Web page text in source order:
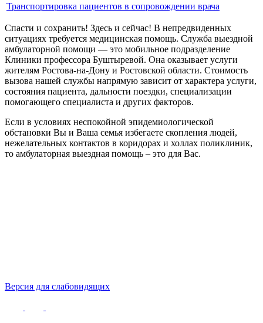
Транспортировка пациентов в сопровождении врача
Спасти и сохранить! Здесь и сейчас! В непредвиденных
ситуациях требуется медицинская помощь. Служба выездной
амбулаторной помощи — это мобильное подразделение
Клиники профессора Буштыревой. Она оказывает услуги
жителям Ростова-на-Дону и Ростовской области. Стоимость
вызова нашей службы напрямую зависит от характера услуги,
состояния пациента, дальности поездки, специализации
помогающего специалиста и других факторов.
Если в условиях неспокойной эпидемиологической
обстановки Вы и Ваша семья избегаете скопления людей,
нежелательных контактов в коридорах и холлах поликлиник,
то амбулаторная выездная помощь – это для Вас.
Версия для слабовидящих